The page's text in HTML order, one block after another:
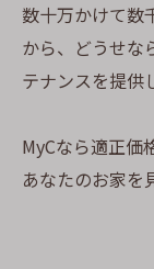
数十万かけて数
から、どうせな
テナンスを提供
MyCなら適正価
あなたのお家を